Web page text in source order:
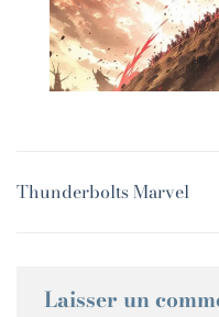
Thunderbolts Marvel
Laisser un